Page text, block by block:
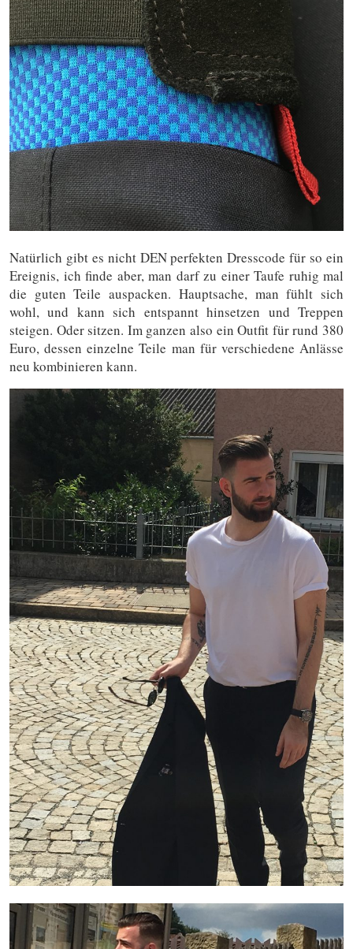
Natürlich gibt es nicht DEN perfekten Dresscode für so ein
Ereignis, ich finde aber, man darf zu einer Taufe ruhig mal
die guten Teile auspacken. Hauptsache, man fühlt sich
wohl, und kann sich entspannt hinsetzen und Treppen
steigen. Oder sitzen. Im ganzen also ein Outfit für rund 380
Euro, dessen einzelne Teile man für verschiedene Anlässe
neu kombinieren kann.